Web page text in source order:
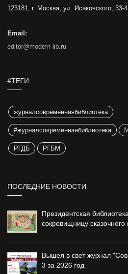
123181, г. Москва, ул. Исаковского, 33-
Email:
editor@modern-lib.ru
#ТЕГИ
журналсовременнаябиблиотека
#журналсовременнаябиблиотека
РГДБ РГБМ
ПОСЛЕДНИЕ НОВОСТИ
Президентская
сокровищницу сказочного
Вышел в свет журнал
3 за 2026 год